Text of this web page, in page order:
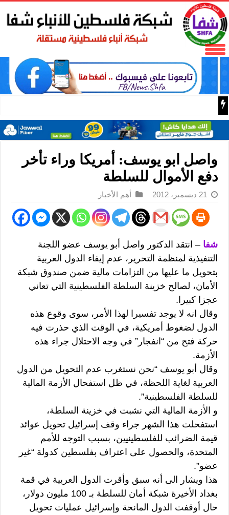
واصل ابو يوسف: أمريكا وراء تأخر
دفع الأموال للسلطة
21 ديسمبر، 2012 أهم الأخبار
شفا – انتقد الدكتور واصل أبو يوسف عضو اللجنة
التنفيذية لمنظمة التحرير، عدم إيفاء الدول العربية
بتحويل ما عليها من التزامات مالية ضمن صندوق شبكة
الأمان، لصالح خزينة السلطة الفلسطينية التي تعاني
عجزا كبيرا.
وقال انه لا يوجد تفسيرا لهذا الأمر، سوى وقوع هذه
الدول لضغوط أمريكية، في الوقت الذي حذرت فيه
حركة فتح من “انفجار” في وجه الاحتلال جراء هذه
الأزمة.
وقال أبو يوسف “نحن نستغرب عدم التحويل من الدول
العربية لغاية اللحظة، في ظل استفحال الأزمة المالية
للسلطة الفلسطينية”.
و الأزمة المالية التي نشبت في خزينة السلطة،
استفحلت هذا الشهر جراء وقف إسرائيل تحويل عوائد
قيمة الضرائب للفلسطينيين، بسبب التوجه للأمم
المتحدة، والحصول على اعتراف بفلسطين كدولة “غير
عضو”.
هذا ويشار الى أنه سبق وأقرت الدول العربية في قمة
بغداد الأخيرة شبكة أمان للسلطة بـ 100 مليون دولار،
حال أوقفت الدول المانحة وإسرائيل عمليات تحويل